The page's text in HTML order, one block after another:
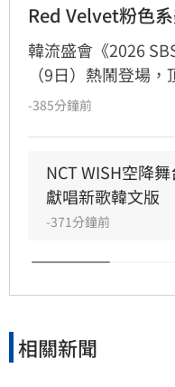
Red Velvet粉色
韓流盛會《2026
（9日）熱鬧登場
精緻造型驚艷亮相
House Groove巧
成員們以優雅且帶
釋歌曲的波浪律動
管僅演出單曲，
舞台魅力，成功吸
視覺與聽覺的夏日
-385分鐘前
NCT WISH空降舞
獻唱新歌韓文版
-371分鐘前
相關新聞